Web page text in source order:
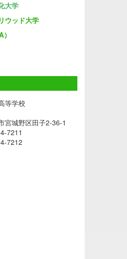
大学
ウッド大学
等学校
宮城野区田子2-36-1
7211
7212